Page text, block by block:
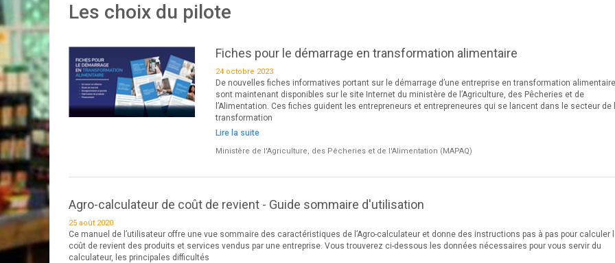
Les choix du pilote
Fiches pour le démarrage en transformation alimentaire
24 octobre 2023
De nouvelles fiches informatives portant sur le démarrage d’une entreprise en transformation alimentaire
sont maintenant disponibles sur le site Internet du ministère de l’Agriculture, des Pêcheries et de
l’Alimentation. Ces fiches guident les entrepreneurs et entrepreneures qui se lancent dans le secteur de
transformation
Lire la suite
Ministère de l'Agriculture, des Pêcheries et de l'Alimentation (MAPAQ)
Agro-calculateur de coût de revient - Guide sommaire d'utilisation
25 août 2020
Ce manuel de l’utilisateur offre une vue sommaire des caractéristiques de l’Agro-calculateur et donne des instructions pas à pas pour calculer
coût de revient des produits et services vendus par une entreprise. Vous trouverez ci-dessous les données nécessaires pour vous servir du
calculateur, les principales difficultés